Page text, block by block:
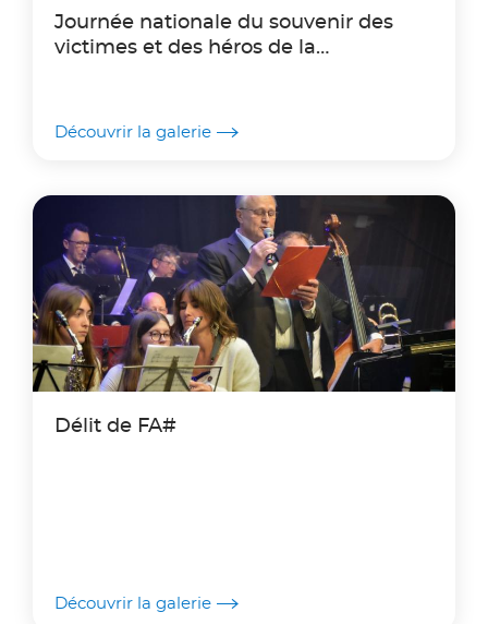
Journée nationale du souvenir des
victimes et des héros de la
Découvrir la galerie
Délit de FA#
Découvrir la galerie